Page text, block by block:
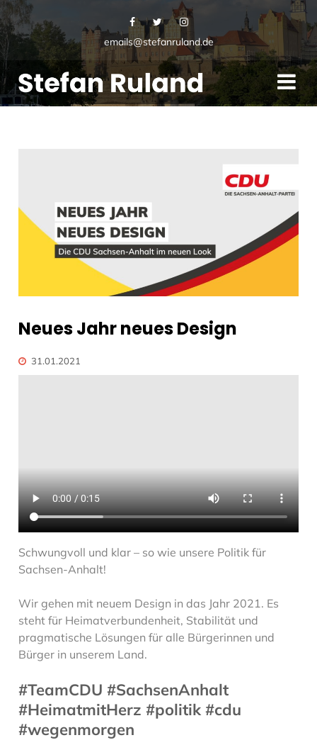
emails@stefanruland.de
Neues Jahr neues Design
31.01.2021
Schwungvoll und klar – so wie unsere Politik für
Sachsen-Anhalt!
Wir gehen mit neuem Design in das Jahr 2021. Es
steht für Heimatverbundenheit, Stabilität und
pragmatische Lösungen für alle Bürgerinnen und
Bürger in unserem Land.
#TeamCDU #SachsenAnhalt
#HeimatmitHerz #politik #cdu
#wegenmorgen